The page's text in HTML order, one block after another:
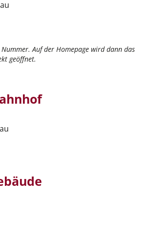
Auf der Homepage wird dann das
geöffnet.